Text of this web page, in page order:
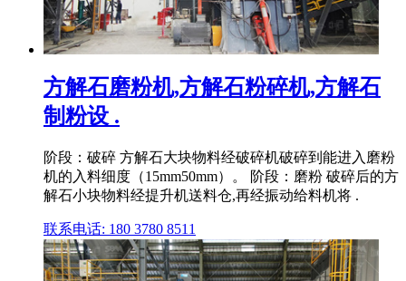
方解石磨粉机,方解石粉碎机,方解石
制粉设 .
阶段：破碎 方解石大块物料经破碎机破碎到能进入磨粉
机的入料细度（15mm50mm）。 阶段：磨粉 破碎后的方
解石小块物料经提升机送料仓,再经振动给料机将 .
联系电话: 180 3780 8511